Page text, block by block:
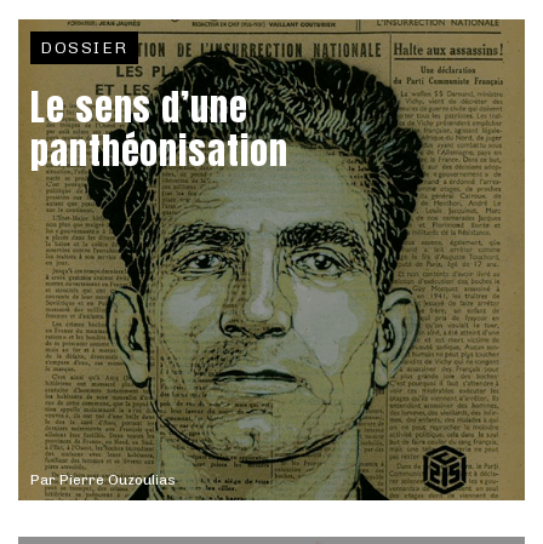
ParPierre Ouzoulias
DOSSIER
Le sens d’une
panthéonisation